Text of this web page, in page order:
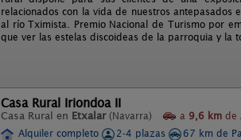
relacionados con la vida de nuestros
al río Tximista. Premio Nacional de Turismo por
que ver las estelas discoideas de la parroquia y la
Casa Rural Iriondoa II
Casa Rural en Etxalar (Navarra) a 9,6 km de
Alquiler completo
2-4 plazas
67 km de